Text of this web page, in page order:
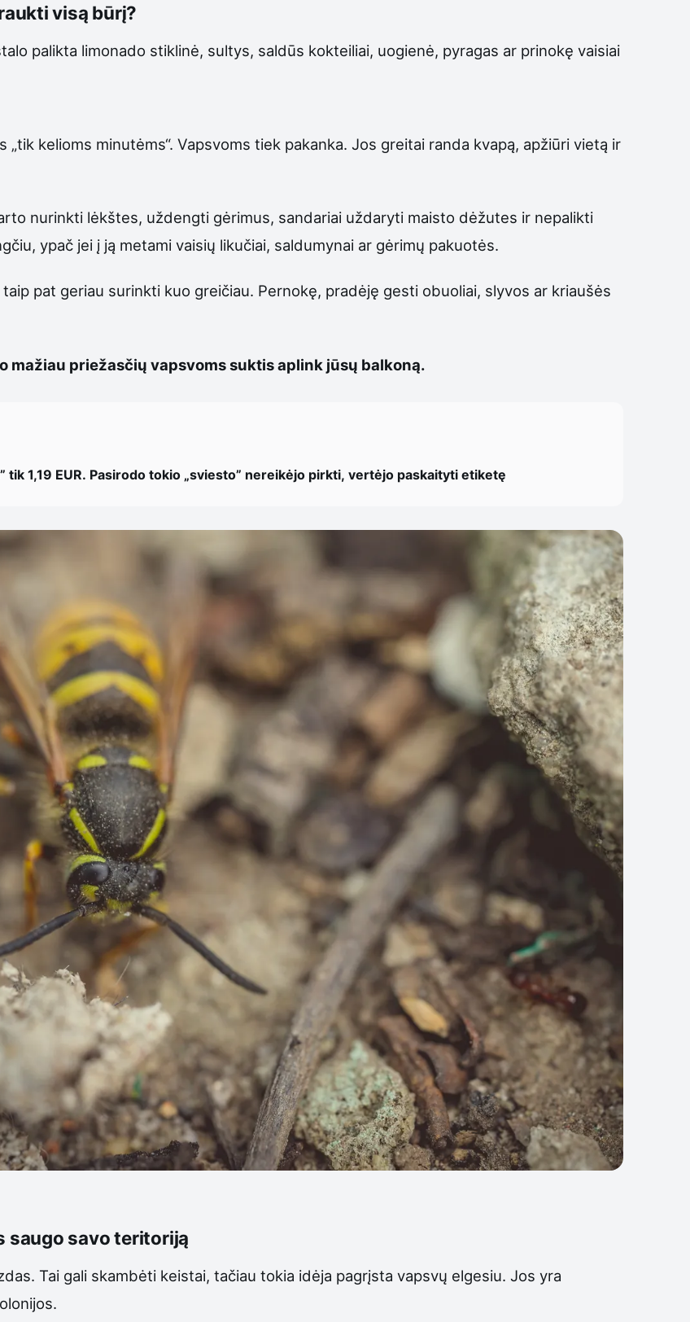
visą būrį?
palikta limonado stiklinė, sultys, saldūs kokteiliai, uogienė, pyragas ar prinokę vaisiai
„tik kelioms minutėms“. Vapsvoms tiek pakanka. Jos greitai randa kvapą, apžiūri vietą ir
nurinkti lėkštes, uždengti gėrimus, sandariai uždaryti maisto dėžutes ir nepalikti
ypač jei į ją metami vaisių likučiai, saldumynai ar gėrimų pakuotės.
pat geriau surinkti kuo greičiau. Pernokę, pradėję gesti obuoliai, slyvos ar kriaušės
mažiau priežasčių vapsvoms suktis aplink jūsų balkoną.
tik 1,19 EUR. Pasirodo tokio „sviesto” nereikėjo pirkti, vertėjo paskaityti etiketę
saugo savo teritoriją
Tai gali skambėti keistai, tačiau tokia idėja pagrįsta vapsvų elgesiu. Jos yra